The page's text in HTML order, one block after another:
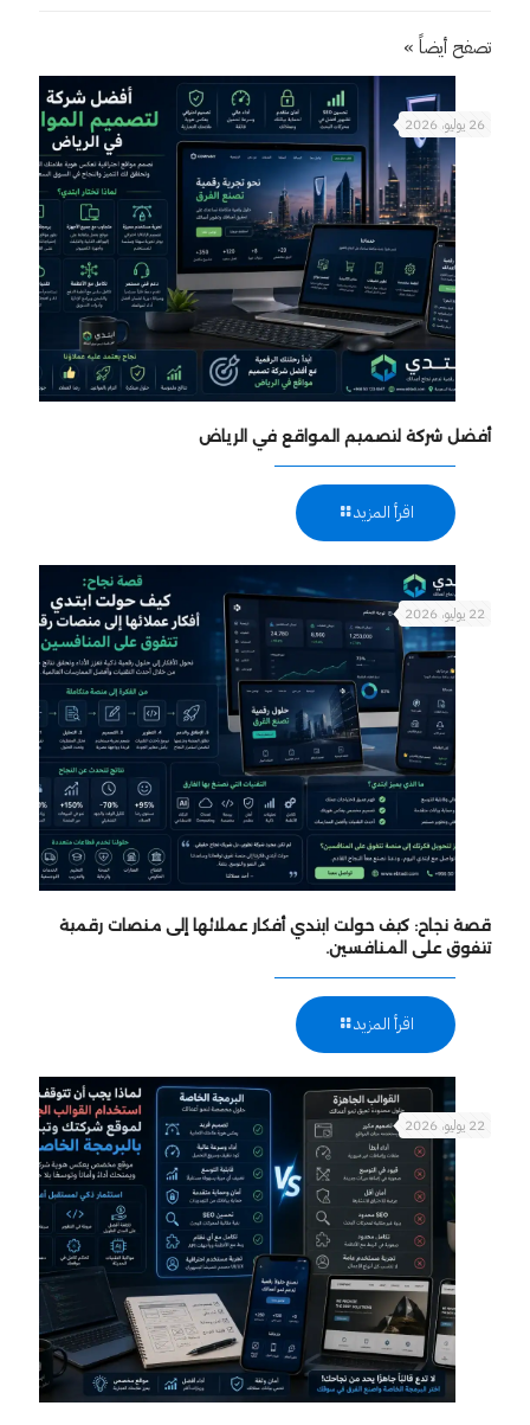
تصفح أيضاً »
26 يوليو، 2026
أفضل شركة لتصميم المواقع في الرياض
اقرأ المزيد
22 يوليو، 2026
قصة نجاح: كيف حولت ابتدي أفكار عملائها إلى منصات رقمية
تتفوق على المنافسين.
اقرأ المزيد
22 يوليو، 2026